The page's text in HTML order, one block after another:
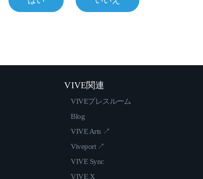
VIVE関連
VIVEプレスルーム
Blog
VIVE Arts ↗
Viveport ↗
VIVE Sync
VIVE X